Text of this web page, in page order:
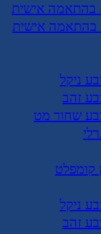
בהתאמה אישית
בהתאמה אישית
ניקל
זהב
שחור מט
קומפלט
ניקל
זהב